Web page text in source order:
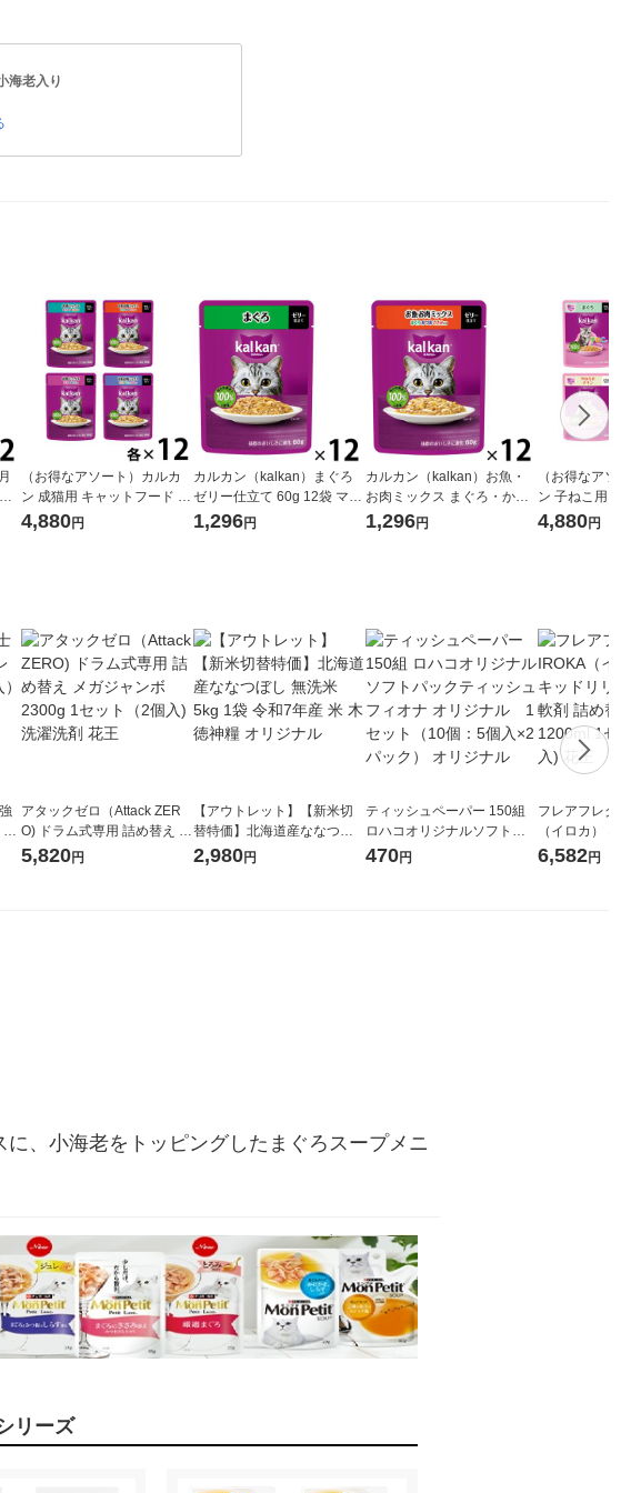
海老入り
（お得なアソート）カルカ
ン 成猫用 キャットフード パ
ウチ ミックスシリーズ 48袋
4,880円
カルカン（kalkan）まぐろ
ゼリー仕立て 60g 12袋 マー
スジャパン キャットフード
1,296円
カルカン（kalkan）お魚・
お肉ミックス まぐろ・かつ
お・ささみ入り ゼリー仕立
1,296円
（お得なアソ
ン 子ねこ用 キ
パウチ ミック
4,880円
1
アタックゼロ（Attack ZER
O) ドラム式専用 詰め替え メ
ガジャンボ 2300g 1セット
5,820円
【アウトレット】【新米切
替特価】北海道産ななつぼ
し 無洗米 5kg 1袋 令和7年産
2,980円
ティッシュペーパー 150組
ロハコオリジナルソフトパ
ックティッシュ フィオナ オ
470円
フレアフレグ
（イロカ） ネ
ーの香り 柔軟
6,582円
、小海老をトッピングしたまぐろスープメニ
リーズ